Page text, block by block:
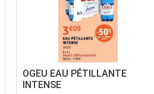
OGEU EAU PÉTILLANTE
INTENSE